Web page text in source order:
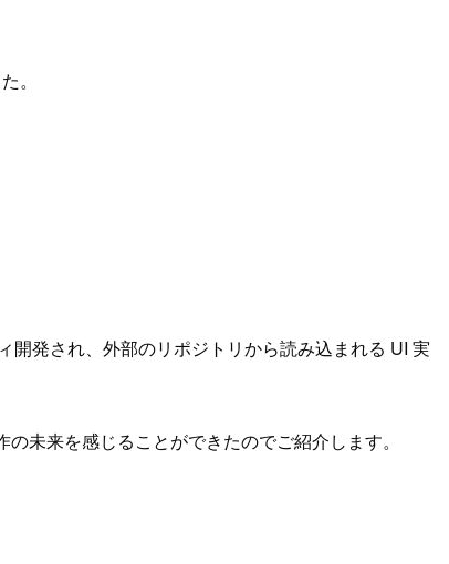
。
発され、外部のリポジトリから読み込まれる UI 実
未来を感じることができたのでご紹介します。